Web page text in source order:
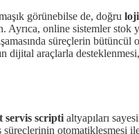
görünebilse de, doğru
online sistemler stok
süreçlerin
dijital araçlarla
servis scripti altyapıları
otomatikleşmesi